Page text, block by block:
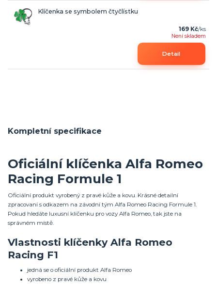
Klíčenka se symbolem čtyčlístku
169 Kč/ks
Není skladem
Detail
Kompletní specifikace
Oficiální klíčenka Alfa Romeo
Racing Formule 1
Oficiální produkt vyrobený z pravé kůže a kovu. Krásné detailní
zpracovaní s odkazem na závodní tým Alfa Romeo Racing Formule 1.
Pokud hledáte luxusní klíčenku pro vozy Alfa Romeo, tak jste na
správném místě.
Vlastnosti klíčenky Alfa Romeo
Racing F1
jedná se o oficiální produkt Alfa Romeo
vyrobeno z pravé kůže a kovu